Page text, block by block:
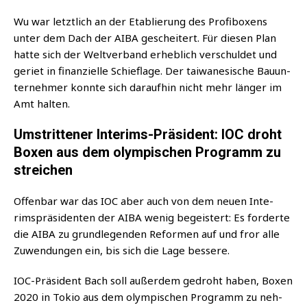
Wu war letzt­lich an der Eta­blie­rung des Pro­fi­bo­xens
unter dem Dach der AIBA geschei­tert. Für die­sen Plan
hat­te sich der Welt­ver­band erheb­lich ver­schul­det und
geriet in finan­zi­el­le Schief­la­ge. Der tai­wa­ne­si­sche Bau­un­
ter­neh­mer konn­te sich dar­auf­hin nicht mehr län­ger im
Amt halten.
Umstrittener Interims-Präsident: IOC droht
Boxen aus dem olympischen Programm zu
streichen
Offen­bar war das IOC aber auch von dem neu­en Inte­
rims­prä­si­den­ten der AIBA wenig begeis­tert: Es for­der­te
die AIBA zu grund­le­gen­den Refor­men auf und fror alle
Zuwen­dun­gen ein, bis sich die Lage bessere.
IOC-Prä­si­dent Bach soll außer­dem gedroht haben, Boxen
2020 in Tokio aus dem olym­pi­schen Pro­gramm zu neh­